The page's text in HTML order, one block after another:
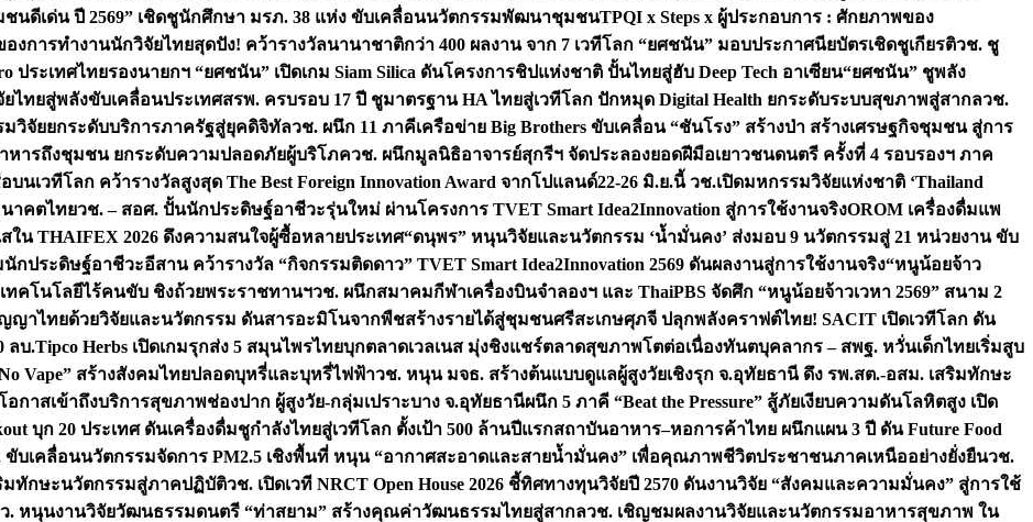
ดีเด่น ปี 2569” เชิดชูนักศึกษา มรภ. 38 แห่ง ขับเคลื่อนนวัตกรรมพัฒนาชุมชนTPQI x Steps x ผู้ประกอบการ : ศักยภาพของ
องการทำงานนักวิจัยไทยสุดปัง! คว้ารางวัลนานาชาติกว่า 400 ผลงาน จาก 7 เวทีโลก “ยศชนัน” มอบประกาศนียบัตรเชิดชูเกียรติวช. ชู
ประเทศไทยรองนายกฯ “ยศชนัน” เปิดเกม Siam Silica ดันโครงการชิปแห่งชาติ ปั้นไทยสู่ฮับ Deep Tech อาเซียน“ยศชนัน” ชูพลัง
ยไทยสู่พลังขับเคลื่อนประเทศสรพ. ครบรอบ 17 ปี ชูมาตรฐาน HA ไทยสู่เวทีโลก ปักหมุด Digital Health ยกระดับระบบสุขภาพสู่สากลวช.
วิจัยยกระดับบริการภาครัฐสู่ยุคดิจิทัลวช. ผนึก 11 ภาคีเครือข่าย Big Brothers ขับเคลื่อน “ชันโรง” สร้างป่า สร้างเศรษฐกิจชุมชน สู่การ
หารถึงชุมชน ยกระดับความปลอดภัยผู้บริโภควช. ผนึกมูลนิธิอาจารย์สุกรีฯ จัดประลองยอดฝีมือเยาวชนดนตรี ครั้งที่ 4 รอบรองฯ ภาค
นเวทีโลก คว้ารางวัลสูงสุด The Best Foreign Innovation Award จากโปแลนด์22-26 มิ.ย.นี้ วช.เปิดมหกรรมวิจัยแห่งชาติ ‘Thailand
นาคตไทยวช. – สอศ. ปั้นนักประดิษฐ์อาชีวะรุ่นใหม่ ผ่านโครงการ TVET Smart Idea2Innovation สู่การใช้งานจริงOROM เครื่องดื่มแพ
น THAIFEX 2026 ดึงความสนใจผู้ซื้อหลายประเทศ“ดนุพร” หนุนวิจัยและนวัตกรรม ‘น้ำมั่นคง’ ส่งมอบ 9 นวัตกรรมสู่ 21 หน่วยงาน ขับ
กประดิษฐ์อาชีวะอีสาน คว้ารางวัล “กิจกรรมติดดาว” TVET Smart Idea2Innovation 2569 ดันผลงานสู่การใช้งานจริง“หนูน้อยจ้าว
ทคโนโลยีไร้คนขับ ชิงถ้วยพระราชทานฯวช. ผนึกสมาคมกีฬาเครื่องบินจำลองฯ และ ThaiPBS จัดศึก “หนูน้อยจ้าวเวหา 2569” สนาม 2
ญาไทยด้วยวิจัยและนวัตกรรม ดันสารอะมิโนจากพืชสร้างรายได้สู่ชุมชนศรีสะเกษศุภจี ปลุกพลังคราฟต์ไทย! SACIT เปิดเวทีโลก ดัน
ลบ.Tipco Herbs เปิดเกมรุกส่ง 5 สมุนไพรไทยบุกตลาดเวลเนส มุ่งชิงแชร์ตลาดสุขภาพโตต่อเนื่องทันตบุคลากร – สพฐ. หวั่นเด็กไทยเริ่มสูบ
Vape” สร้างสังคมไทยปลอดบุหรี่และบุหรี่ไฟฟ้าวช. หนุน มจธ. สร้างต้นแบบดูแลผู้สูงวัยเชิงรุก จ.อุทัยธานี ดึง รพ.สต.-อสม. เสริมทักษะ
กาสเข้าถึงบริการสุขภาพช่องปาก ผู้สูงวัย-กลุ่มเปราะบาง จ.อุทัยธานีผนึก 5 ภาคี “Beat the Pressure” สู้ภัยเงียบความดันโลหิตสูง เปิด
บุก 20 ประเทศ ดันเครื่องดื่มชูกำลังไทยสู่เวทีโลก ตั้งเป้า 500 ล้านปีแรกสถาบันอาหาร–หอการค้าไทย ผนึกแผน 3 ปี ดัน Future Food
ขับเคลื่อนนวัตกรรมจัดการ PM2.5 เชิงพื้นที่ หนุน “อากาศสะอาดและสายน้ำมั่นคง” เพื่อคุณภาพชีวิตประชาชนภาคเหนืออย่างยั่งยืนวช.
มทักษะนวัตกรรมสู่ภาคปฏิบัติวช. เปิดเวที NRCT Open House 2026 ชี้ทิศทางทุนวิจัยปี 2570 ดันงานวิจัย “สังคมและความมั่นคง” สู่การใช้
ว. หนุนงานวิจัยวัฒนธรรมดนตรี “ท่าสยาม” สร้างคุณค่าวัฒนธรรมไทยสู่สากลวช. เชิญชมผลงานวิจัยและนวัตกรรมอาหารสุขภาพ ใน